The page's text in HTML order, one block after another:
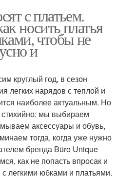
с платьем.
носить платья
чтобы не
и
круглый год, в сезон
легких нарядов с теплой и
наиболее актуальным. Но
стихийно: мы выбираем
аксессуары и обувь,
тогда, когда уже нужно
бренда Büro Unique
как не попасть впросак и
с легкими юбками и платьями.